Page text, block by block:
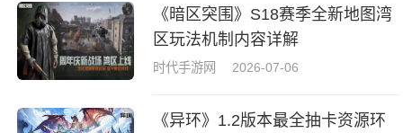
《暗区突围》S18赛季全新地图湾
区玩法机制内容详解
时代手游网 2026-07-06
《异环》1.2版本最全抽卡资源环